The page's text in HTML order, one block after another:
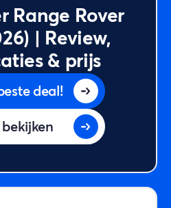
Range Rover
| Review,
& prijs
deal!
bekijken